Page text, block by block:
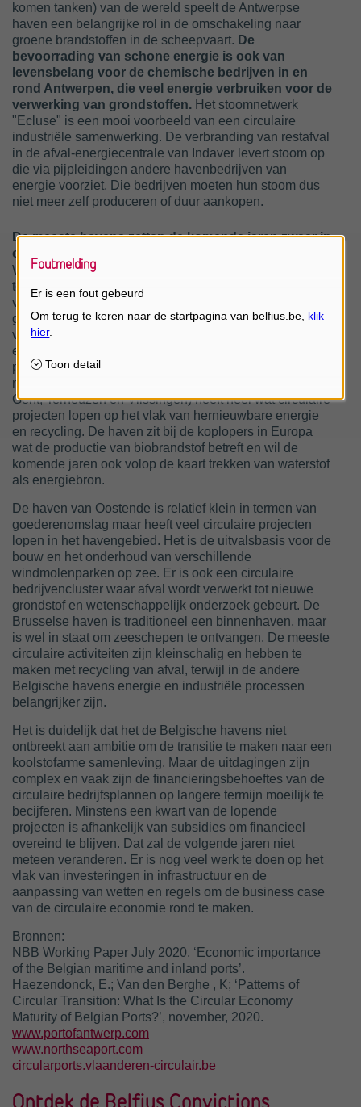
komen tanken) van de wereld speelt de Antwerpse
haven een belangrijke rol in de omschakeling naar
groene brandstoffen in de scheepvaart. De
bevoorrading van schone energie is ook van
levensbelang voor de chemische bedrijven in en
rond Antwerpen, die veel energie verbruiken voor de
verwerking van grondstoffen. Het stoomnetwerk
"Ecluse" is een mooi voorbeeld van een circulaire
industriële samenwerking. De verbranding van restafval
in de afval-energiecentrale van Indaver levert stoom op
die via pijpleidingen andere havenbedrijven van
energie voorziet. Die bedrijven moeten hun stoom dus
niet meer zelf produceren of duur aankopen.
De meeste havens zetten de komende jaren zwaar in
op waterstof om de CO
Waterstof (H2) is een energiedrager met veel
toepassingsmogelijkheden. Ze kan dienen als brandstof
voor transport, industrie en de huishoudens. Of ze kan
gebruikt worden om energie op te slaan. De havenfusie
van Antwerpen en Zeebrugge brengt twee grote
energiehubs bij elkaar, wat de opschaling van de
productie en import van groene waterstof mogelijk
maakt. Ook North Sea Port (de fusie van de havens in
Gent, Terneuzen en Vlissingen) heeft heel wat circulaire
projecten lopen op het vlak van hernieuwbare energie
en recycling. De haven zit bij de koplopers in Europa
wat de productie van biobrandstof betreft en wil de
komende jaren ook volop de kaart trekken van waterstof
als energiebron.
De haven van Oostende is relatief klein in termen van
goederenomslag maar heeft veel circulaire projecten
lopen in het havengebied. Het is de uitvalsbasis voor de
bouw en het onderhoud van verschillende
windmolenparken op zee. Er is ook een circulaire
bedrijvencluster waar afval wordt verwerkt tot nieuwe
grondstof en wetenschappelijk onderzoek gebeurt. De
Brusselse haven is traditioneel een binnenhaven, maar
is wel in staat om zeeschepen te ontvangen. De meeste
circulaire activiteiten zijn kleinschalig en hebben te
maken met recycling van afval, terwijl in de andere
Belgische havens energie en industriële processen
belangrijker zijn.
Het is duidelijk dat het de Belgische havens niet
ontbreekt aan ambitie om de transitie te maken naar een
koolstofarme samenleving. Maar de uitdagingen zijn
complex en vaak zijn de financieringsbehoeftes van de
circulaire bedrijfsplannen op langere termijn moeilijk te
becijferen. Minstens een kwart van de lopende
projecten is afhankelijk van subsidies om financieel
overeind te blijven. Dat zal de volgende jaren niet
meteen veranderen. Er is nog veel werk te doen op het
vlak van investeringen in infrastructuur en de
aanpassing van wetten en regels om de business case
van de circulaire economie rond te maken.
Bronnen:
NBB Working Paper July 2020, ‘Economic importance
of the Belgian maritime and inland ports’.
Haezendonck, E.; Van den Berghe , K; ‘Patterns of
Circular Transition: What Is the Circular Economy
Maturity of Belgian Ports?’, november, 2020.
www.portofantwerp.com
www.northseaport.com
circularports.vlaanderen-circulair.be
Ontdek de Belfius Convictions
Foutmelding
Er is een fout gebeurd